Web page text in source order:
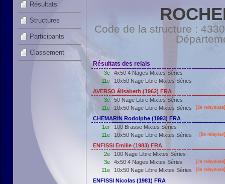
Résultats
Structures
Participants
Classement
Code de la structure :
Résultats des relais
3e
4x50 4 Nages Mixtes Séries
11e
10x50 Nage Libre Mixtes Séries
AVERSO élisabeth (1962) FRA
3e
50 Nage Libre Mixtes Séries
11e
10x50 Nage Libre Mixtes Séries [2e relayeuse]
CHEMARIN Rodolphe (1993) FRA
1er
100 Brasse Mixtes Séries
11e
10x50 Nage Libre Mixtes Séries [8e relayeur]
ENFISSI Emilie (1983) FRA
2e
100 Nage Libre Mixtes Séries
3e
4x50 4 Nages Mixtes Séries [4e relayeuse]
11e 10x50 Nage Libre Mixtes Séries [6e relayeuse]
ENFISSI Nicolas (1981) FRA